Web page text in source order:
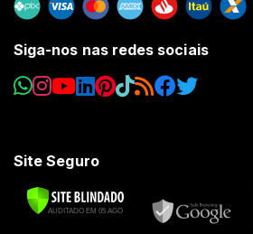
Siga-nos nas redes sociais
Site Seguro